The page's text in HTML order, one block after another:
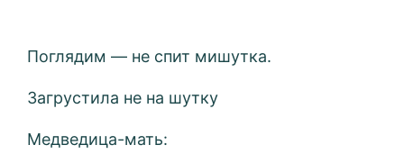
Поглядим — не спит мишутка.
Загрустила не на шутку
Медведица-мать: